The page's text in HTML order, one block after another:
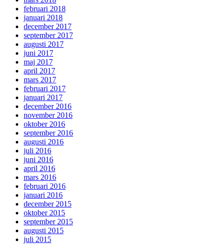
februari 2018
januari 2018
december 2017
september 2017
augusti 2017
juni 2017
maj 2017
april 2017
mars 2017
februari 2017
januari 2017
december 2016
november 2016
oktober 2016
september 2016
augusti 2016
juli 2016
juni 2016
april 2016
mars 2016
februari 2016
januari 2016
december 2015
oktober 2015
september 2015
augusti 2015
juli 2015